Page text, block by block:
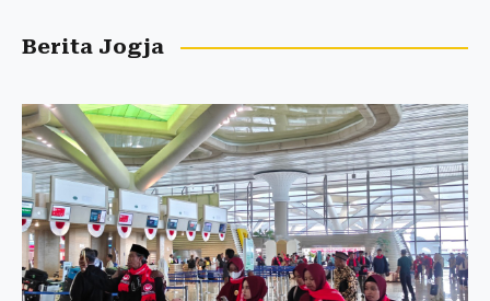
Berita Jogja